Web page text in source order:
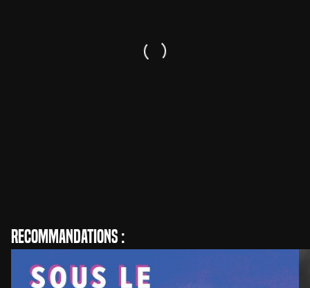
Recommandations :